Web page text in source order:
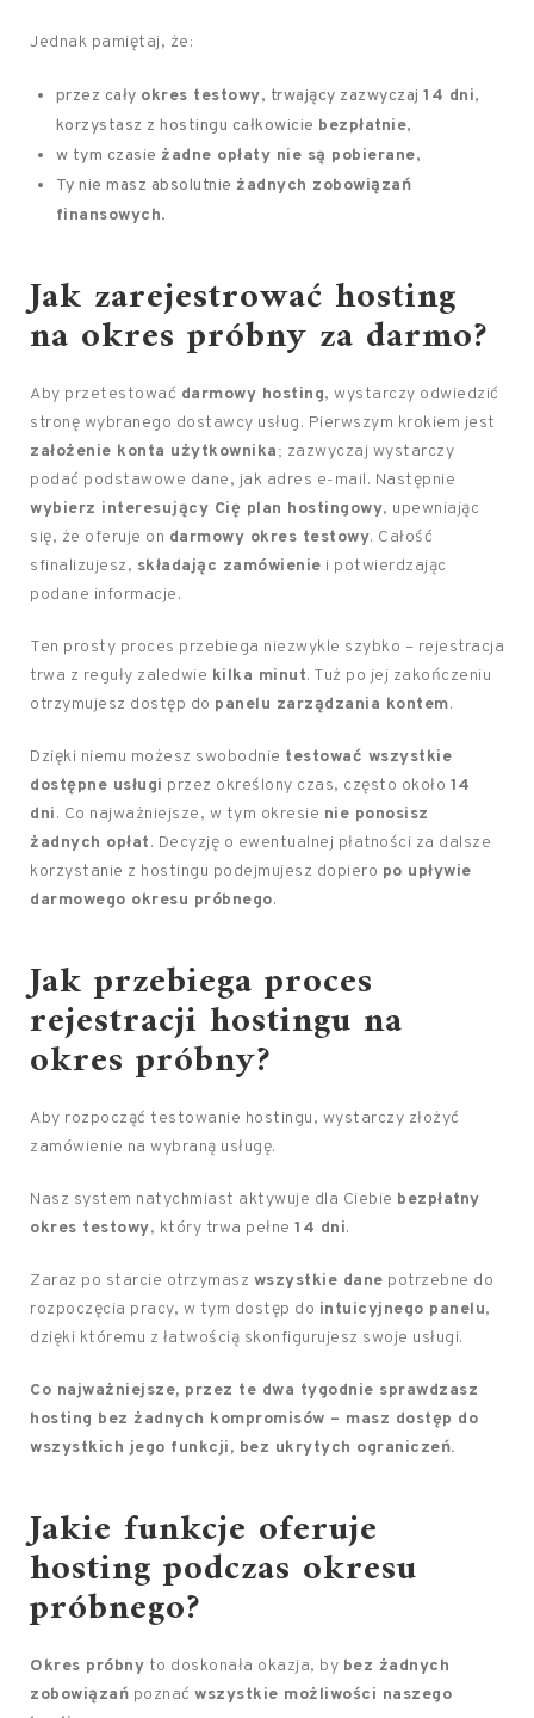
Jednak pamiętaj, że:
przez cały okres testowy, trwający zazwyczaj14 dni,
korzystasz z hostingu całkowicie bezpłatnie,
w tym czasieżadne opłaty nie są pobierane,
Ty nie masz absolutnieżadnych zobowiązań
finansowych.
Jak zarejestrować hosting
na okres próbny za darmo?
Aby przetestować darmowy hosting, wystarczy odwiedzić
stronę wybranego dostawcy usług. Pierwszym krokiem jest
założenie konta użytkownika; zazwyczaj wystarczy
podać podstawowe dane, jak adres e-mail. Następnie
wybierz interesujący Cię plan hostingowy, upewniając
się, że oferuje on darmowy okres testowy. Całość
sfinalizujesz, składając zamówienie i potwierdzając
podane informacje.
Ten prosty proces przebiega niezwykle szybko – rejestracja
trwa z reguły zaledwie kilka minut. Tuż po jej zakończeniu
otrzymujesz dostęp do panelu zarządzania kontem.
Dzięki niemu możesz swobodnie testować wszystkie
dostępne usługi przez określony czas, często około 14
dni. Co najważniejsze, w tym okresie nie ponosisz
żadnych opłat. Decyzję o ewentualnej płatności za dalsze
korzystanie z hostingu podejmujesz dopiero po upływie
darmowego okresu próbnego.
Jak przebiega proces
rejestracji hostingu na
okres próbny?
Aby rozpocząć testowanie hostingu, wystarczy złożyć
zamówienie na wybraną usługę.
Nasz system natychmiast aktywuje dla Ciebie bezpłatny
okres testowy, który trwa pełne 14 dni.
Zaraz po starcie otrzymasz wszystkie dane potrzebne do
rozpoczęcia pracy, w tym dostęp do intuicyjnego panelu,
dzięki któremu z łatwością skonfigurujesz swoje usługi.
Co najważniejsze, przez te dwa tygodnie sprawdzasz
hosting bez żadnych kompromisów – masz dostęp do
wszystkich jego funkcji, bez ukrytych ograniczeń.
Jakie funkcje oferuje
hosting podczas okresu
próbnego?
Okres próbny to doskonała okazja, by bez żadnych
zobowiązań poznać wszystkie możliwości naszego